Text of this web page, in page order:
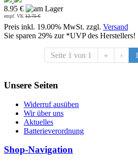
8.95 €
empf. VK 12.75 €
Preis inkl. 19.00% MwSt. zzgl. Versand
Sie sparen 29% zur *UVP des Herstellers!
Seite 1 von 1 « ‹ 1
Unsere Seiten
Widerruf ausüben
Wir über uns
Aktuelles
Batterieverordnung
Shop-Navigation